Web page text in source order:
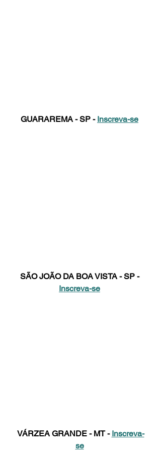
GUARAREMA - SP - Inscreva-se
SÃO JOÃO DA BOA VISTA - SP -
Inscreva-se
VÁRZEA GRANDE - MT - Inscreva-
se